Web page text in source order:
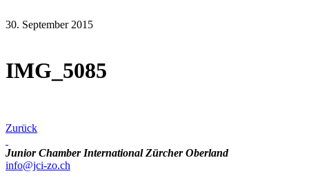
30. September 2015
IMG_5085
Zurück
Junior Chamber International Zürcher Oberland
info@jci-zo.ch